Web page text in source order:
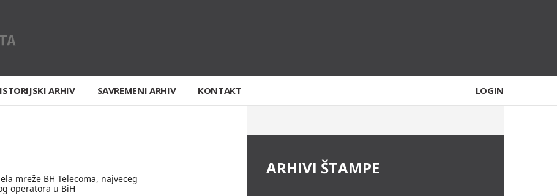
ARHIV SAVREMENI ARHIV KONTAKT LOGIN
mreže BH Telecoma, najveceg
operatora u BiH
ARHIVI ŠTAMPE